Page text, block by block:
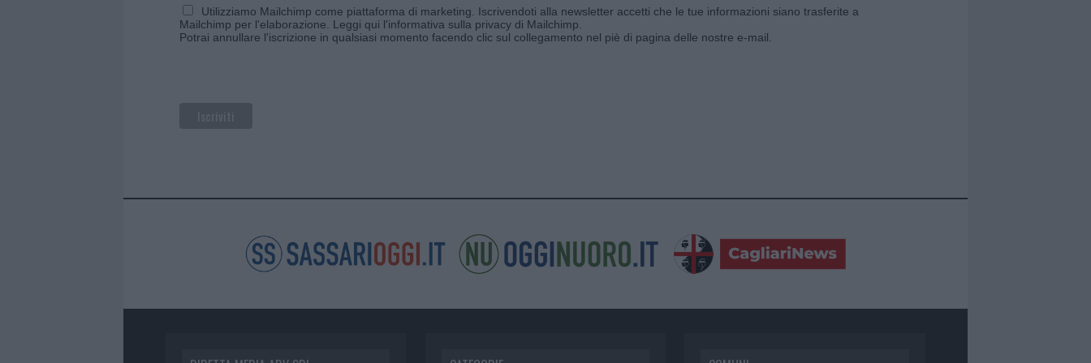
Utilizziamo Mailchimp come piattaforma di marketing. Iscrivendoti alla newsletter accetti che le tue informazioni siano trasferite a
Mailchimp per l'elaborazione. Leggi qui l'informativa sulla privacy di Mailchimp
Potrai annullare l'iscrizione in qualsiasi momento facendo clic sul collegamento nel piè di pagina delle nostre e-mail.